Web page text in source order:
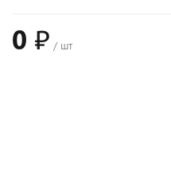
0 ₽ / шт